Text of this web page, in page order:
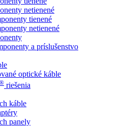
netienené
tienené
netienené
a príslušenstvo
optické káble
​ riešenia
káble
panely